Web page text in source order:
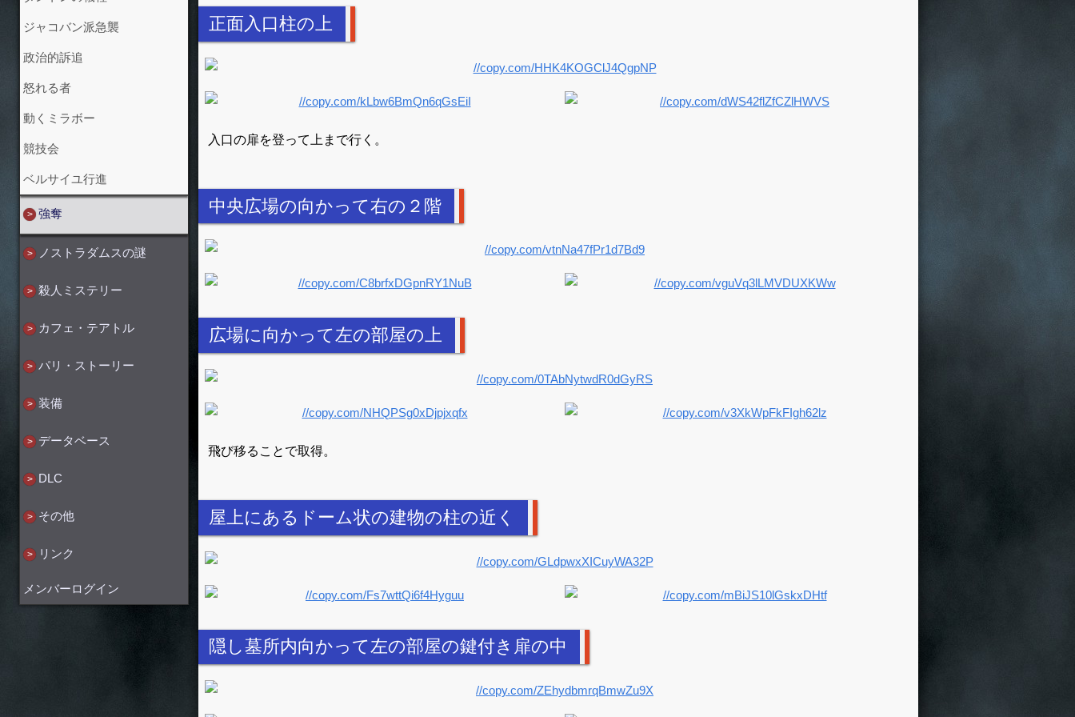
正面入口柱の上
入口の扉を登って上まで行く。
中央広場の向かって右の２階
広場に向かって左の部屋の上
飛び移ることで取得。
屋上にあるドーム状の建物の柱の近く
隠し墓所内向かって左の部屋の鍵付き扉の中
ジャコバン派急襲
政治的訴追
怒れる者
動くミラボー
競技会
ベルサイユ行進
強奪
ノストラダムスの謎
殺人ミステリー
カフェ・テアトル
パリ・ストーリー
装備
データベース
DLC
その他
リンク
メンバーログイン